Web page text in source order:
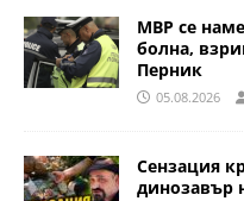
МВР се
болна,
Перник
05.08.2026
Сензация
динозавър